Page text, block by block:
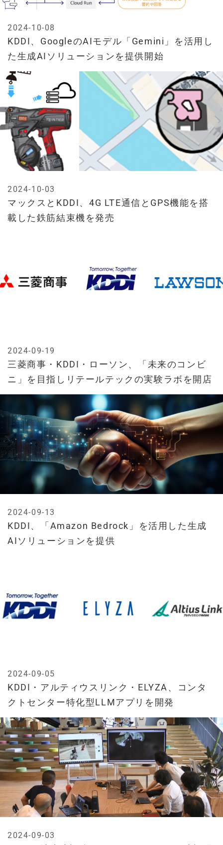
KDDI、GoogleのAIモデル「Gemini」を活用し
た生成AIソリューションを提供開始
2024-10-08
マックスとKDDI、4G LTE通信とGPS機能を搭
載した鉄筋結束機を発売
2024-10-03
三菱商事・KDDI・ローソン、「未来のコンビ
ニ」を目指しリテールテックの実験ラボを開店
2024-09-19
KDDI、「Amazon Bedrock」を活用した生成
AIソリューションを提供
2024-09-13
KDDI・アルティウスリンク・ELYZA、コンタ
クトセンター特化型LLMアプリを開発
2024-09-05
2024-09-03